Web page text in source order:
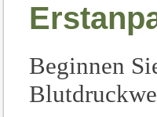
Beginnen